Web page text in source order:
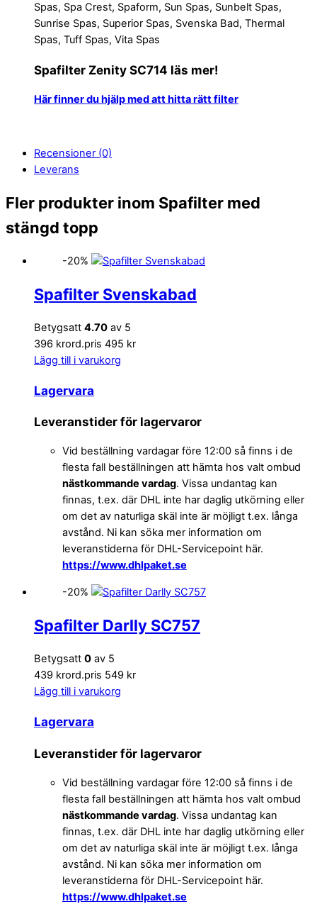
Spas, Spa Crest, Spaform, Sun Spas, Sunbelt Spas,
Sunrise Spas, Superior Spas, Svenska Bad, Thermal
Spas, Tuff Spas, Vita Spas
Spafilter Zenity SC714 läs mer!
Här finner du hjälp med att hitta rätt filter
Recensioner (0)
Leverans
Fler produkter inom Spafilter med
stängd topp
-20%
Spafilter Svenskabad
Betygsatt 4.70 av 5
396 krord.pris 495 kr
Lägg till i varukorg
Lagervara
Leveranstider för lagervaror
Vid beställning vardagar före 12:00 så finns i de
flesta fall beställningen att hämta hos valt ombud
nästkommande vardag. Vissa undantag kan
finnas, t.ex. där DHL inte har daglig utkörning eller
om det av naturliga skäl inte är möjligt t.ex. långa
avstånd. Ni kan söka mer information om
leveranstiderna för DHL-Servicepoint här.
https://www.dhlpaket.se
-20%
Spafilter Darlly SC757
Betygsatt 0 av 5
439 krord.pris 549 kr
Lägg till i varukorg
Lagervara
Leveranstider för lagervaror
Vid beställning vardagar före 12:00 så finns i de
flesta fall beställningen att hämta hos valt ombud
nästkommande vardag. Vissa undantag kan
finnas, t.ex. där DHL inte har daglig utkörning eller
om det av naturliga skäl inte är möjligt t.ex. långa
avstånd. Ni kan söka mer information om
leveranstiderna för DHL-Servicepoint här.
https://www.dhlpaket.se